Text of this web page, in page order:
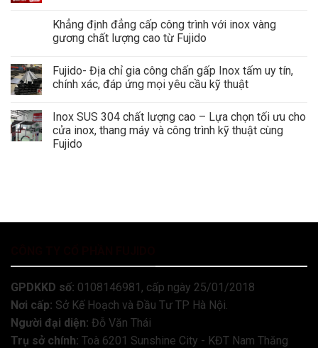
Khẳng định đẳng cấp công trình với inox vàng
gương chất lượng cao từ Fujido
Fujido- Địa chỉ gia công chấn gấp Inox tấm uy tín,
chính xác, đáp ứng mọi yêu cầu kỹ thuật
Inox SUS 304 chất lượng cao – Lựa chọn tối ưu cho
cửa inox, thang máy và công trình kỹ thuật cùng
Fujido
GPDKKD số: 0108146981, cấp ngày 25/01/2018
Nơi cấp: Sở Kế Hoạch và Đầu Tư TP Hà Nội.
Người đại diện: Đỗ Văn Thái
Trụ sở chính: Toà 6201 Sunshine City - KĐT Nam Thăng